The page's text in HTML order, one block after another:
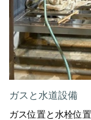
ガスと水道設備
ガス位置と水栓位